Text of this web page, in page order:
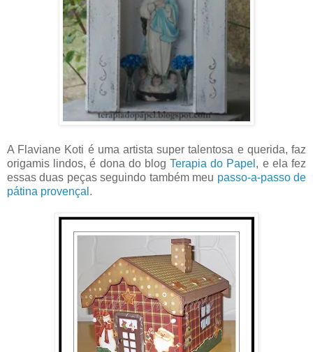
A Flaviane Koti é uma artista super talentosa e querida, faz
origamis lindos, é dona do blogTerapia do Papel , e ela fez
essas duas peças seguindo também meu passo-a-passo de
pátina provençal .